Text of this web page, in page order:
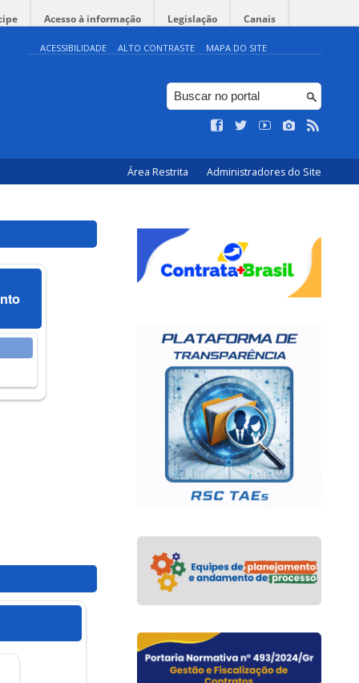
Acesso à informação Legislação Canais
ACESSIBILIDADE ALTO CONTRASTE MAPA DO SITE
Área Restrita Administradores do Site